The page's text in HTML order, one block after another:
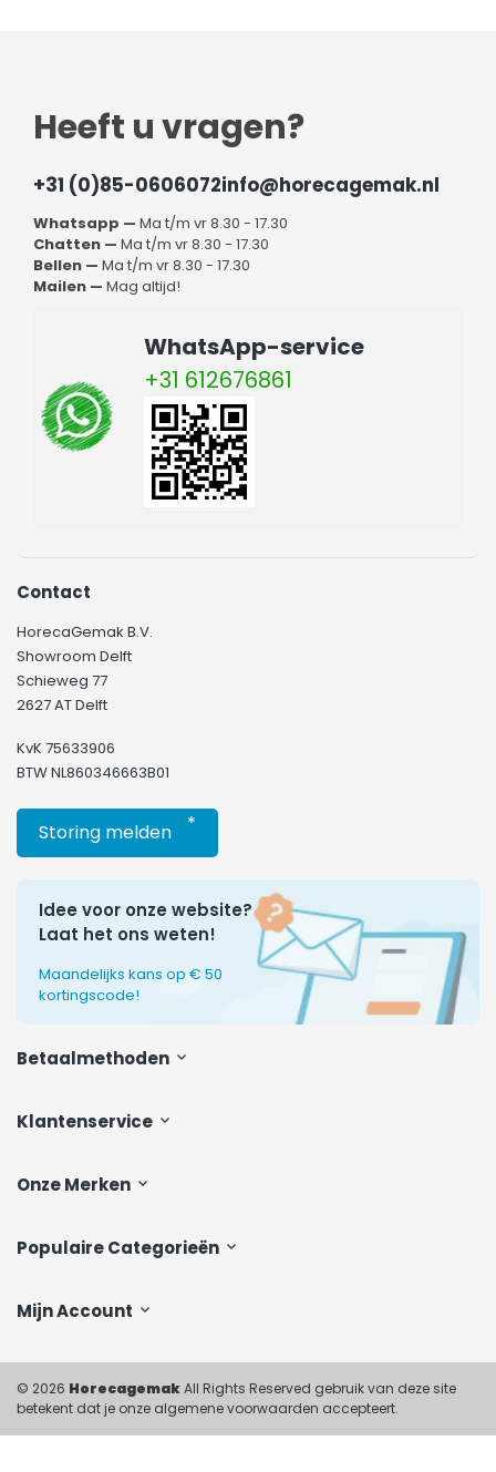
Heeft u vragen?
+31 (0)85-0606072info@horecagemak.nl
Whatsapp — Ma t/m vr 8.30 - 17.30
Chatten — Ma t/m vr 8.30 - 17.30
Bellen — Ma t/m vr 8.30 - 17.30
Mailen — Mag altijd!
WhatsApp-service
+31 612676861
Klantenservice
Onze Merken
Populaire Categorieën
Mijn Account
Contact
HorecaGemak B.V.
Showroom Delft
Schieweg 77
2627 AT Delft
KvK 75633906
BTW NL860346663B01
Storing melden *
Idee voor onze website?
Laat het ons weten!
Maandelijks kans op € 50
kortingscode!
Betaalmethoden
© 2026 HorecagemakAll Rights Reserved gebruik van deze site
betekent dat je onze algemene voorwaarden accepteert.